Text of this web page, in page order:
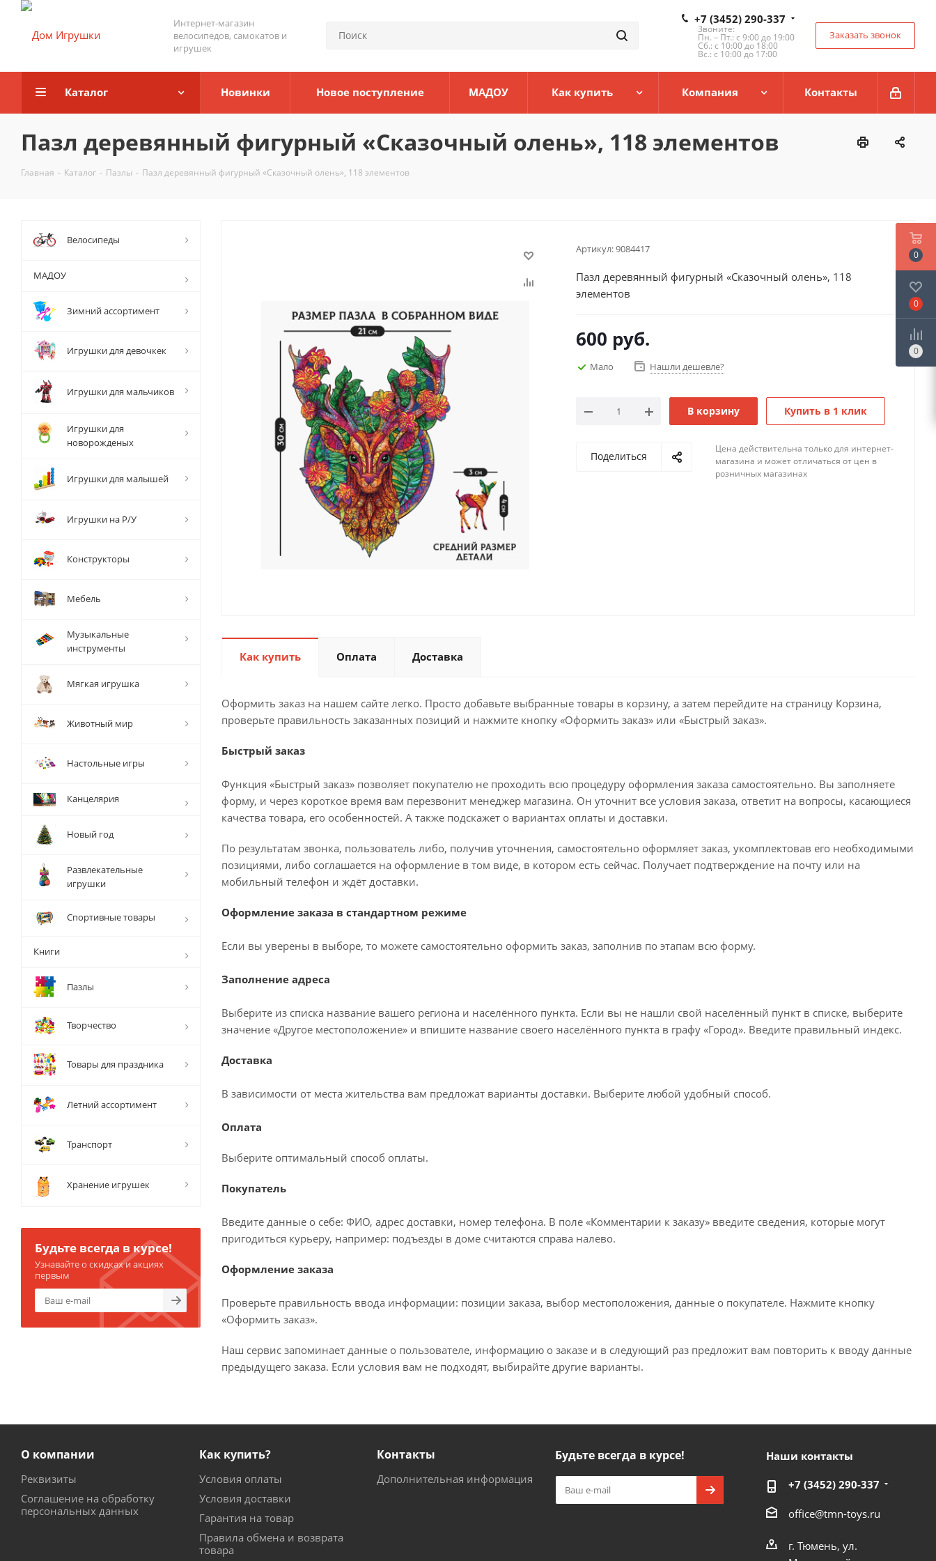
Интернет-магазин
велосипедов, самокатов и
игрушек
+7 (3452) 290-337
Звоните:
Пн. – Пт.: с 9:00 до 19:00
Сб.: с 10:00 до 18:00
Вс.: с 10:00 до 17:00
Заказать звонок
Каталог Новинки Новое поступление МАДОУ Как купить Компания Контакты
Пазл деревянный фигурный «Сказочный олень», 118 элементов
Главная - Каталог - Пазлы - Пазл деревянный фигурный «Сказочный олень», 118 элементов
Артикул:9084417
Пазл деревянный фигурный «Сказочный олень», 118
элементов
600 руб.
Мало Нашли дешевле?
В корзину Купить в 1 клик
Поделиться
Цена действительна только для интернет-
магазина и может отличаться от цен в
розничных магазинах
Как купить Оплата Доставка
Оформить заказ на нашем сайте легко. Просто добавьте выбранные товары в корзину, а затем перейдите на страницу Корзина,
проверьте правильность заказанных позиций и нажмите кнопку «Оформить заказ» или «Быстрый заказ».
Быстрый заказ
Функция «Быстрый заказ» позволяет покупателю не проходить всю процедуру оформления заказа самостоятельно. Вы заполняете
форму, и через короткое время вам перезвонит менеджер магазина. Он уточнит все условия заказа, ответит на вопросы, касающиеся
качества товара, его особенностей. А также подскажет о вариантах оплаты и доставки.
По результатам звонка, пользователь либо, получив уточнения, самостоятельно оформляет заказ, укомплектовав его необходимыми
позициями, либо соглашается на оформление в том виде, в котором есть сейчас. Получает подтверждение на почту или на
мобильный телефон и ждёт доставки.
Оформление заказа в стандартном режиме
Если вы уверены в выборе, то можете самостоятельно оформить заказ, заполнив по этапам всю форму.
Заполнение адреса
Выберите из списка название вашего региона и населённого пункта. Если вы не нашли свой населённый пункт в списке, выберите
значение «Другое местоположение» и впишите название своего населённого пункта в графу «Город». Введите правильный индекс.
Доставка
В зависимости от места жительства вам предложат варианты доставки. Выберите любой удобный способ.
Оплата
Выберите оптимальный способ оплаты.
Покупатель
Введите данные о себе: ФИО, адрес доставки, номер телефона. В поле «Комментарии к заказу» введите сведения, которые могут
пригодиться курьеру, например: подъезды в доме считаются справа налево.
Оформление заказа
Проверьте правильность ввода информации: позиции заказа, выбор местоположения, данные о покупателе. Нажмите кнопку
«Оформить заказ».
Наш сервис запоминает данные о пользователе, информацию о заказе и в следующий раз предложит вам повторить к вводу данные
предыдущего заказа. Если условия вам не подходят, выбирайте другие варианты.
Велосипеды
МАДОУ
Зимний ассортимент
Игрушки для девочкек
Игрушки для мальчиков
Игрушки для
новорожденых
Игрушки для малышей
Игрушки на Р/У
Конструкторы
Мебель
Музыкальные
инструменты
Мягкая игрушка
Животный мир
Настольные игры
Канцелярия
Новый год
Развлекательные
игрушки
Спортивные товары
Книги
Пазлы
Творчество
Товары для праздника
Летний ассортимент
Транспорт
Хранение игрушек
Будьте всегда в курсе!
Узнавайте о скидках и акциях
первым
О компании
Реквизиты
Соглашение на обработку
персональных данных
Как купить?
Условия оплаты
Условия доставки
Гарантия на товар
Правила обмена и возврата
товара
Контакты
Дополнительная информация
Будьте всегда в курсе! Наши контакты
+7 (3452) 290-337
office@tmn-toys.ru
г. Тюмень, ул.
0
0
0